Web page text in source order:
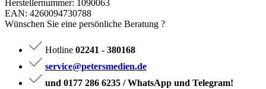
Herstellernummer: 1090063
EAN: 4260094730788
Wünschen Sie eine persönliche Beratung ?
Hotline 02241 - 380168
service@petersmedien.de
und 0177 286 6235 / WhatsApp und Telegram!